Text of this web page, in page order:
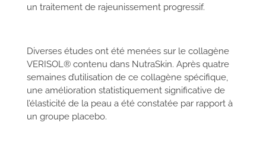
un traitement de rajeunissement progressif.
Diverses études ont été menées sur le collagène
VERISOL® contenu dans NutraSkin. Après quatre
semaines d’utilisation de ce collagène spécifique,
une amélioration statistiquement significative de
l’élasticité de la peau a été constatée par rapport à
un groupe placebo.